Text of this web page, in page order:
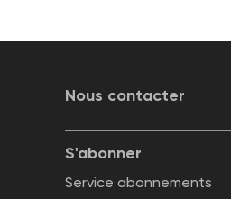
Nous contacter
S'abonner
Service abonnements